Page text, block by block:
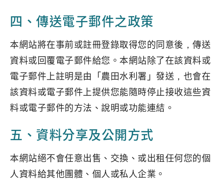
四、傳送電子郵件之政策
本網站將在事前或註冊登錄取得您的同意後，傳送
資料或回覆電子郵件給您。本網站除了在該資料或
電子郵件上註明是由「農田水利署」發送，也會在
該資料或電子郵件上提供您能隨時停止接收這些資
料或電子郵件的方法、說明或功能連結。
五、資料分享及公開方式
本網站絕不會任意出售、交換、或出租任何您的個
人資料給其他團體、個人或私人企業。